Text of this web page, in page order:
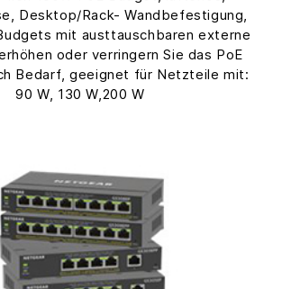
Desktop/Rack- Wandbefestigung,
mit austtauschbaren externe
oder verringern Sie das PoE
Bedarf, geeignet für Netzteile mit:
90 W, 130 W,200 W